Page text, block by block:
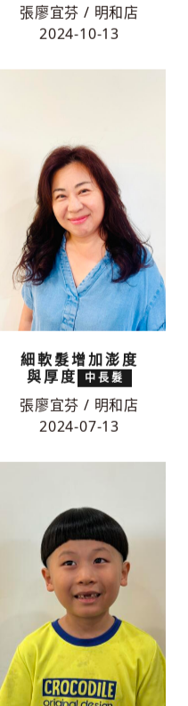
張廖宜芬 / 明和店
2024-10-13
細軟髮增加澎度
與厚度
中長髮
張廖宜芬 / 明和店
2024-07-13